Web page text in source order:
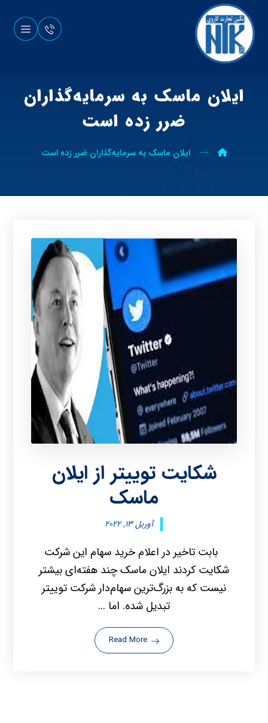
ایلان ماسک به سرمایه‌گذاران
ضرر زده است
ایلان ماسک به سرمایه‌گذاران ضرر زده است
شکایت توییتر از ایلان
ماسک
آوریل ۱۳, ۲۰۲۲
بابت تاخیر در اعلام خرید سهام این شرکت
شکایت کردند ایلان ماسک چند هفته‌ای بیشتر
نیست که به بزرگ‌ترین سهام‌دار شرکت توییتر
تبدیل شده. اما ...
Read More